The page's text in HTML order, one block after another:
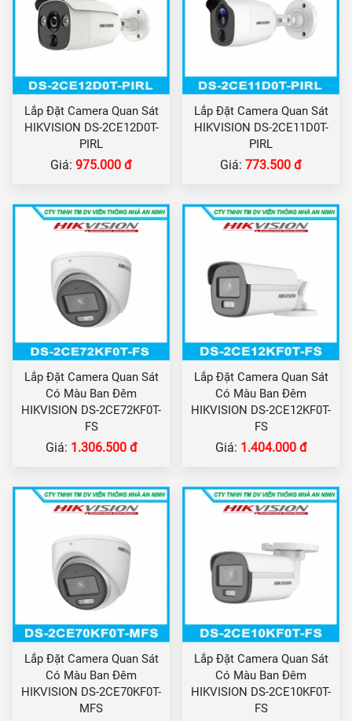
Lắp Đặt Camera Quan Sát
HIKVISION DS-2CE12D0T-
PIRL
Giá: 975.000 đ
Lắp Đặt Camera Quan Sát
HIKVISION DS-2CE11D0T-
PIRL
Giá: 773.500 đ
Lắp Đặt Camera Quan Sát
Có Màu Ban Đêm
HIKVISION DS-2CE72KF0T-
FS
Giá: 1.306.500 đ
Lắp Đặt Camera Quan Sát
Có Màu Ban Đêm
HIKVISION DS-2CE12KF0T-
FS
Giá: 1.404.000 đ
Lắp Đặt Camera Quan Sát
Có Màu Ban Đêm
HIKVISION DS-2CE70KF0T-
MFS
Lắp Đặt Camera Quan Sát
Có Màu Ban Đêm
HIKVISION DS-2CE10KF0T-
FS